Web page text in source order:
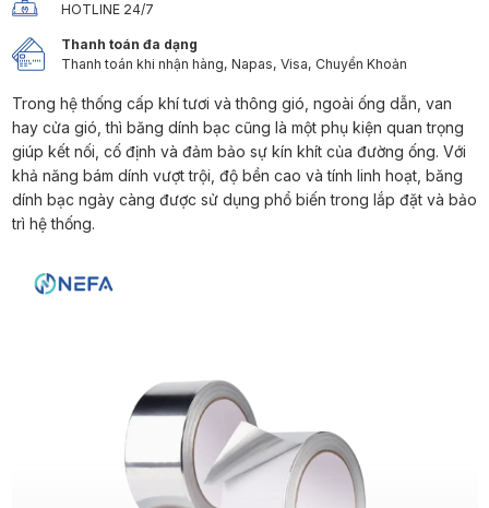
HOTLINE 24/7
Thanh toán đa dạng
Thanh toán khi nhận hàng, Napas, Visa, Chuyển Khoản
Trong hệ thống cấp khí tươi và thông gió, ngoài ống dẫn, van
hay cửa gió, thì băng dính bạc cũng là một phụ kiện quan trọng
giúp kết nối, cố định và đảm bảo sự kín khít của đường ống. Với
khả năng bám dính vượt trội, độ bền cao và tính linh hoạt, băng
dính bạc ngày càng được sử dụng phổ biến trong lắp đặt và bảo
trì hệ thống.